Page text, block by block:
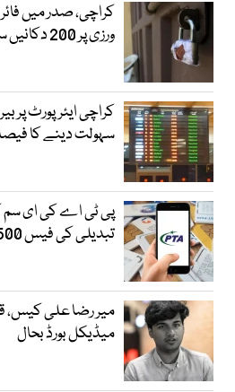
کراچی، صدر میں
ورزی پر 200 دکانیں سیل
کراچی ایئرپورٹ پر
سہولت دینے کا
پی ٹی اے کی ای سم
تبدیلی کی فیس 1500 تک مقرر
میر رضا علی کیس،
میڈیکل بورڈ بحال